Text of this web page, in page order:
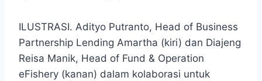
ILUSTRASI. Adityo Putranto, Head of Business
Partnership Lending Amartha (kiri) dan Diajeng
Reisa Manik, Head of Fund & Operation
eFishery (kanan) dalam kolaborasi untuk